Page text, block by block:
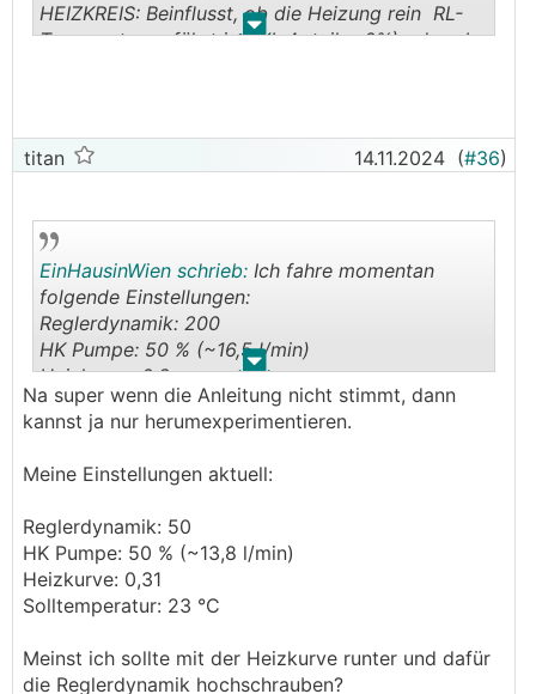
. .
HEIZKREIS: Beinflusst, ob die Heizung rein RL-
Temperatur geführt ist (VL Anteil = 0%) oder ob
mperaturregelung
titan 14.11.2024 (#36)
. .
EinHausinWien schrieb: Ich fahre momentan
folgende Einstellungen:
Reglerdynamik: 200
HK Pumpe: 50 % (~16,5 l/min)
Heizkurve: 0,2
Solltemperatur: 21 °C
Na super wenn die Anleitung nicht stimmt, dann
kannst ja nur herumexperimentieren.
Meine Einstellungen aktuell:
Reglerdynamik: 50
HK Pumpe: 50 % (~13,8 l/min)
Heizkurve: 0,31
Solltemperatur: 23 °C
Meinst ich sollte mit der Heizkurve runter und dafür
die Reglerdynamik hochschrauben?